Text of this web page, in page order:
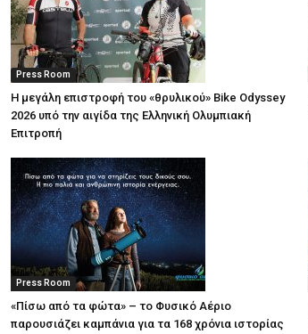
Press Room
Η μεγάλη επιστροφή του «θρυλικού» Bike Odyssey
2026 υπό την αιγίδα της Ελληνική Ολυμπιακή
Επιτροπή
Press Room
«Πίσω από τα φώτα» – το Φυσικό Αέριο
παρουσιάζει καμπάνια για τα 168 χρόνια ιστορίας